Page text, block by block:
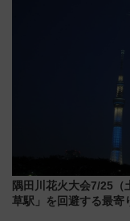
隅田川花火大会7/25（
草駅」を回避する最寄